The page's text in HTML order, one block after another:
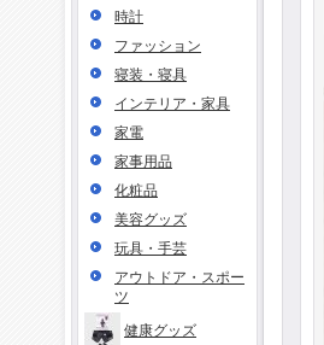
時計
ファッション
寝装・寝具
インテリア・家具
家電
家事用品
化粧品
美容グッズ
玩具・手芸
アウトドア・スポー
ツ
健康グッズ